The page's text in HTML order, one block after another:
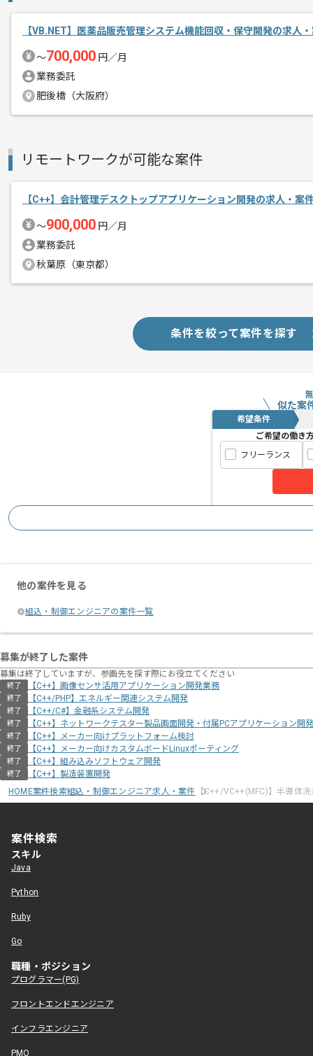
【VB.NET】医薬品販売管理システム機能回収・保守開発の求人
〜700,000 円／月
業務委託
肥後橋（大阪府）
リモートワークが可能な案件
【C++】会計管理デスクトップアプリケーション開発の求人・案
〜900,000 円／月
業務委託
秋葉原（東京都）
条件を絞って案件を探す
似た案
希望条件
ご希望の働き
フリーランス
他の案件を見る
組込・制御エンジニアの案件一覧
募集が終了した案件
募集は終了していますが、参画先を探す際にお役立てください
終了 【C++】画像センサ活用アプリケーション開発業務
終了 【C++/PHP】エネルギー関連システム開発
終了 【C++/C#】金融系システム開発
終了 【C++】ネットワークテスター製品画面開発・付属PCアプリケーション開発
終了 【C++】メーカー向けプラットフォーム検討
終了 【C++】メーカー向けカスタムボードLinuxポーティング
終了 【C++】組み込みソフトウェア開発
終了
【C++】製造装置開発
HOME案件検索組込・制御エンジニア求人・案件 【C++/VC++(MFC)】半導体
案件検索
スキル
Java
Python
Ruby
Go
職種・ポジション
プログラマー(PG)
フロントエンドエンジニア
インフラエンジニア
PMO